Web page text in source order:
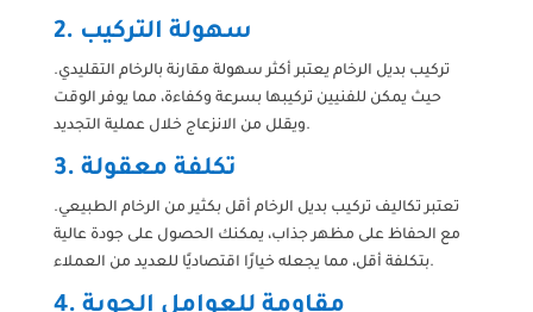
2. سهولة التركيب
تركيب بديل الرخام يعتبر أكثر سهولة مقارنة بالرخام التقليدي.
حيث يمكن للفنيين تركيبها بسرعة وكفاءة، مما يوفر الوقت
ويقلل من الانزعاج خلال عملية التجديد.
3. تكلفة معقولة
تعتبر تكاليف تركيب بديل الرخام أقل بكثير من الرخام الطبيعي.
مع الحفاظ على مظهر جذاب، يمكنك الحصول على جودة عالية
بتكلفة أقل، مما يجعله خيارًا اقتصاديًا للعديد من العملاء.